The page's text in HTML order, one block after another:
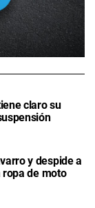
claro su
y despide a
de moto